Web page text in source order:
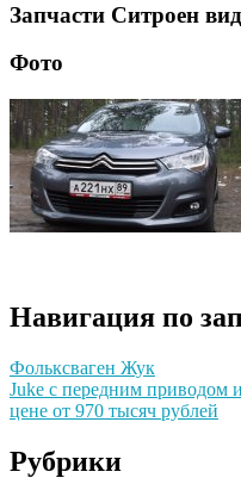
Запчасти Ситроен
Фото
Навигация по
Фольксваген Жук
Juke с передним приводом
цене от 970 тысяч рублей
Рубрики